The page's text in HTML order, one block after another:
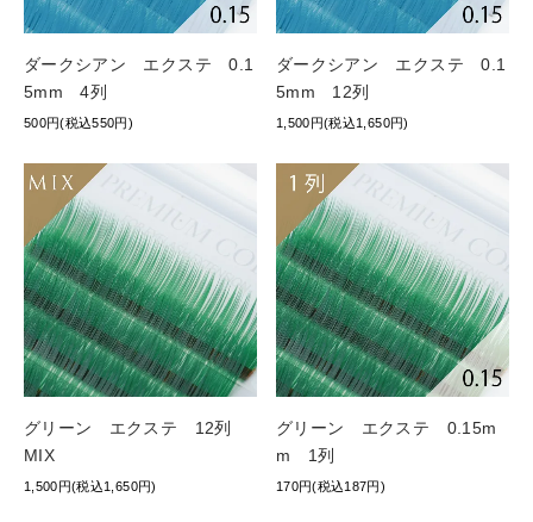
ダークシアン エクステ 0.1
5mm 4列
500円(税込550円)
ダークシアン エクステ 0.1
5mm 12列
1,500円(税込1,650円)
グリーン エクステ 12列
MIX
1,500円(税込1,650円)
グリーン エクステ 0.15m
m 1列
170円(税込187円)